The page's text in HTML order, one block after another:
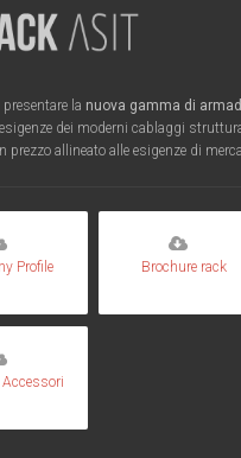
la nuova gamma di
dei moderni cablaggi
prezzo allineato alle esigenze di
Profile Brochure rack